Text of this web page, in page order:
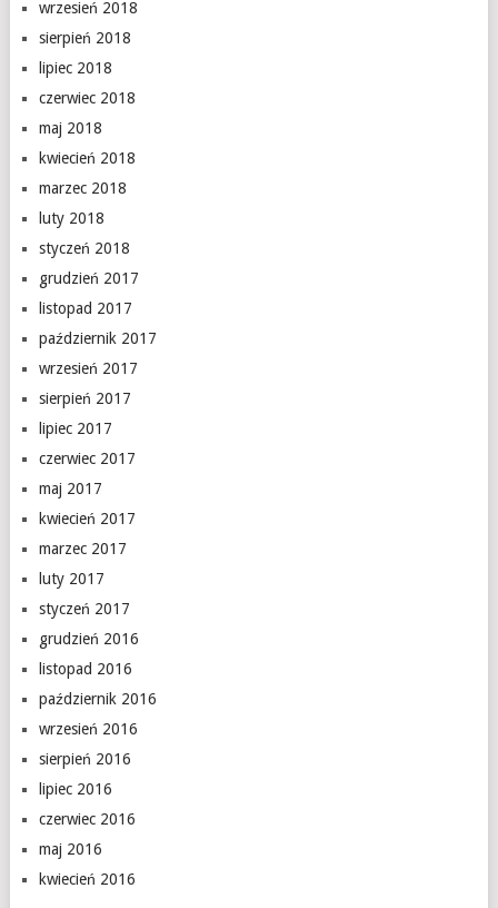
wrzesień 2018
sierpień 2018
lipiec 2018
czerwiec 2018
maj 2018
kwiecień 2018
marzec 2018
luty 2018
styczeń 2018
grudzień 2017
listopad 2017
październik 2017
wrzesień 2017
sierpień 2017
lipiec 2017
czerwiec 2017
maj 2017
kwiecień 2017
marzec 2017
luty 2017
styczeń 2017
grudzień 2016
listopad 2016
październik 2016
wrzesień 2016
sierpień 2016
lipiec 2016
czerwiec 2016
maj 2016
kwiecień 2016